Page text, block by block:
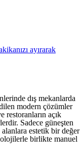
ayırarak
dış mekanlarda
modern çözümler
restoranların açık
Sadece güneşten
estetik bir değer
birlikte manuel